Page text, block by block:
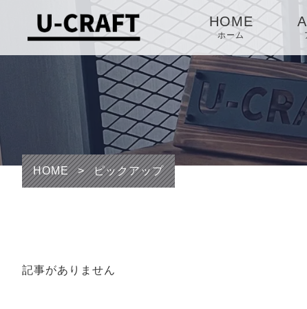
HOME
ホーム
HOME > ピックアップ
記事がありません